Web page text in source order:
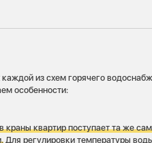
каждой из схем горячего
особенности:
краны квартир поступает та же
Для регулировки температуры